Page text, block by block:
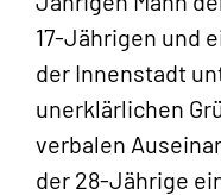
17-Jährigen und
der Innenstadt
unerklärlichen
verbalen
der 28-Jährige